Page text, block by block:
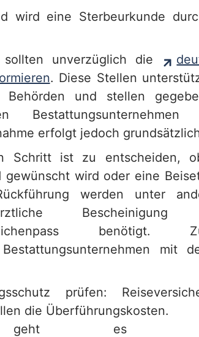
wird eine Sterbeurkunde
sollten unverzüglich die
. Diese Stellen
und stellen
erfolgt jedoch
Schritt ist zu entscheiden,
gewünscht wird oder eine
werden unter
Bescheinigung
benötigt.
mit
prüfen:
die Überführungskosten.
es